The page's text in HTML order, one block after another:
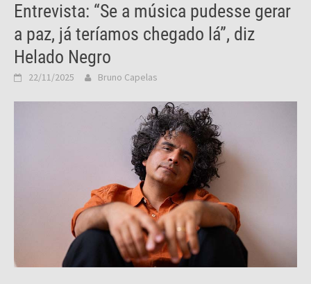
Entrevista: “Se a música pudesse gerar
a paz, já teríamos chegado lá”, diz
Helado Negro
22/11/2025 Bruno Capelas